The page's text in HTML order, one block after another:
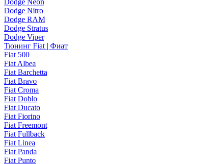
Dodge Neon
Dodge Nitro
Dodge RAM
Dodge Stratus
Dodge Viper
Тюнинг Fiat | Фиат
Fiat 500
Fiat Albea
Fiat Barchetta
Fiat Bravo
Fiat Croma
Fiat Doblo
Fiat Ducato
Fiat Fiorino
Fiat Freemont
Fiat Fullback
Fiat Linea
Fiat Panda
Fiat Punto